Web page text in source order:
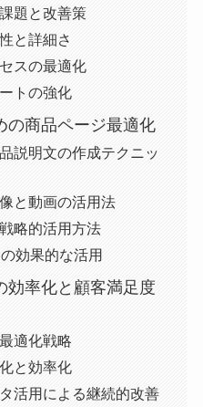
題と改善策
と詳細さ
スの最適化
トの強化
の商品ページ最適化
説明文の作成テクニッ
と動画の活用法
略的活用方法
効果的な活用
効率化と顧客満足度
適化戦略
と効率化
活用による継続的改善